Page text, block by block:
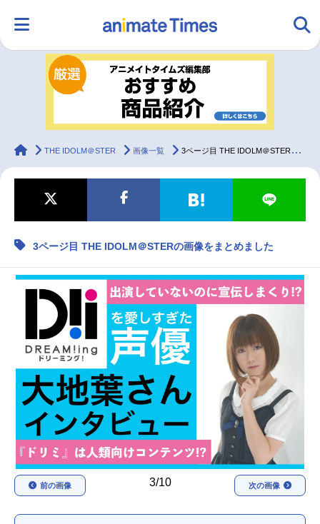
ランキング アニメ
ラジオ みんなの声
マンガ・ラノベ ゲーム・アプリ 音楽 コスプレ
トレンド 無料マンガ
最新記事一覧
アニメ記事一覧 声優記事一覧
アニメ映画一覧 実写化映画一覧
今期アニメ曜日別一覧
春アニメ 夏アニメ
秋アニメ
男性声優/女性声優一覧
animateTimes
THE IDOLM＠STER 画像一覧 3ページ目 THE IDOLM＠STERの画像をまとめました
3ページ目 THE IDOLM＠STERの画像をまとめました
3/10
前の画像 次の画像